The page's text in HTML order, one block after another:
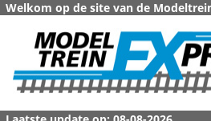
Welkom op de site van de